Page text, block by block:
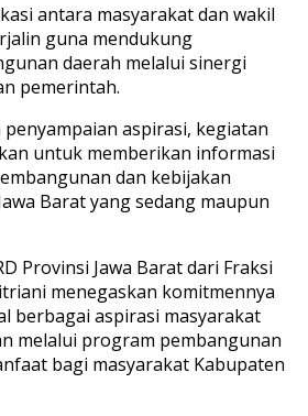
antara masyarakat dan wakil
guna mendukung
daerah melalui sinergi
pemerintah.
penyampaian aspirasi, kegiatan
untuk memberikan informasi
dan kebijakan
Barat yang sedang maupun
Provinsi Jawa Barat dari Fraksi
menegaskan komitmennya
berbagai aspirasi masyarakat
melalui program pembangunan
bagi masyarakat Kabupaten